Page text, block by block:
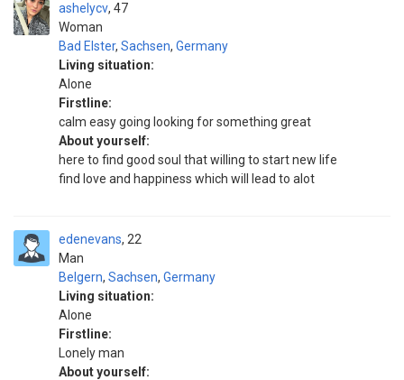
ashelycv
Woman
47
Bad Elster, Sachsen, Germany
Living situation:
Alone
Firstline:
calm easy going looking for something great
About yourself:
here to find good soul that willing to start new life
find love and happiness which will lead to alot
edenevans
Man
22
Belgern, Sachsen, Germany
Living situation:
Alone
Firstline:
Lonely man
About yourself: